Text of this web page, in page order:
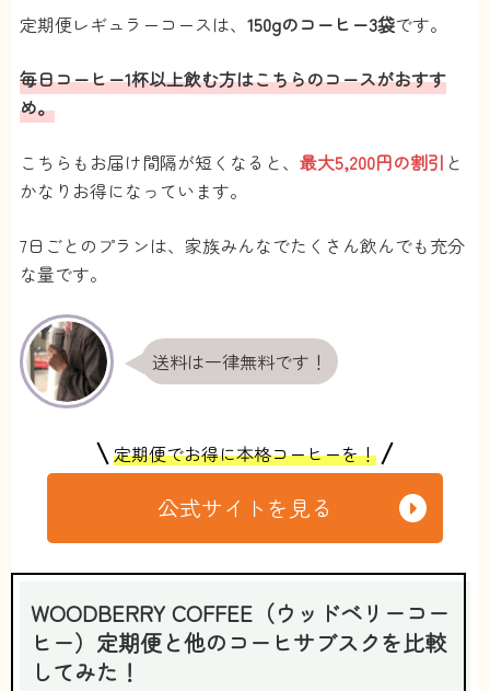
定期便レギュラーコースは、150gのコーヒー3袋です。
毎日コーヒー1杯以上飲む方はこちらのコースがおすす
め。
こちらもお届け間隔が短くなると、最大5,200円の割引 と
かなりお得になっています。
7日ごとのプランは、家族みんなでたくさん飲んでも充分
な量です。
送料は一律無料です！
定期便でお得に本格コーヒーを！
公式サイトを見る
WOODBERRY COFFEE（ウッドベリーコー
ヒー）定期便と他のコーヒサブスクを比較
してみた！